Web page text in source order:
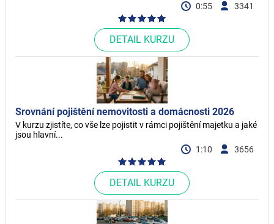
0:55
3341
DETAIL KURZU
Srovnání pojištění nemovitosti a domácnosti 2026
V kurzu zjistíte, co vše lze pojistit v rámci pojištění majetku a jaké
jsou hlavní...
1:10
3656
DETAIL KURZU